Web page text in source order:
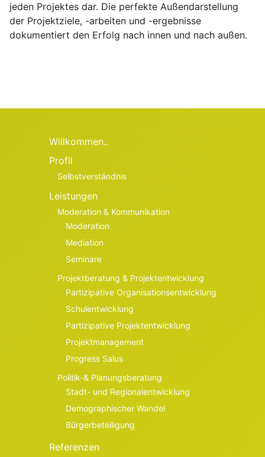
jeden Projektes dar. Die perfekte Außendarstellung
der Projektziele, -arbeiten und -ergebnisse
dokumentiert den Erfolg nach innen und nach außen.
Willkommen..
Profil
Selbstverständnis
Leistungen
Moderation & Kommunikation
Moderation
Mediation
Seminare
Projektberatung & Projektentwicklung
Partizipative Organisationsentwicklung
Schulentwicklung
Partizipative Projektentwicklung
Projektmanagement
Progress Salus
Politik-& Planungsberatung
Stadt- und Regionalentwicklung
Demographischer Wandel
Bürgerbeteiligung
Referenzen